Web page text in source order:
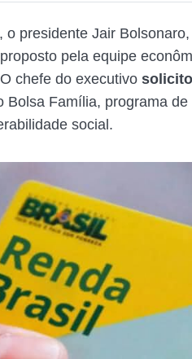
presidente Jair
pela equipe
chefe do executivo
Família, programa
social.